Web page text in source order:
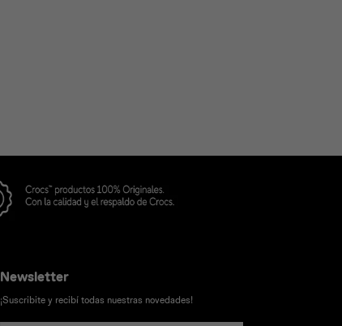
Newsletter
¡Suscribite y recibí todas nuestras novedades!